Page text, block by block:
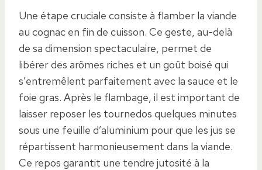
Une étape cruciale consiste à flamber la viande
au cognac en fin de cuisson. Ce geste, au-delà
de sa dimension spectaculaire, permet de
libérer des arômes riches et un goût boisé qui
s’entremêlent parfaitement avec la sauce et le
foie gras. Après le flambage, il est important de
laisser reposer les tournedos quelques minutes
sous une feuille d’aluminium pour que les jus se
répartissent harmonieusement dans la viande.
Ce repos garantit une tendre jutosité à la